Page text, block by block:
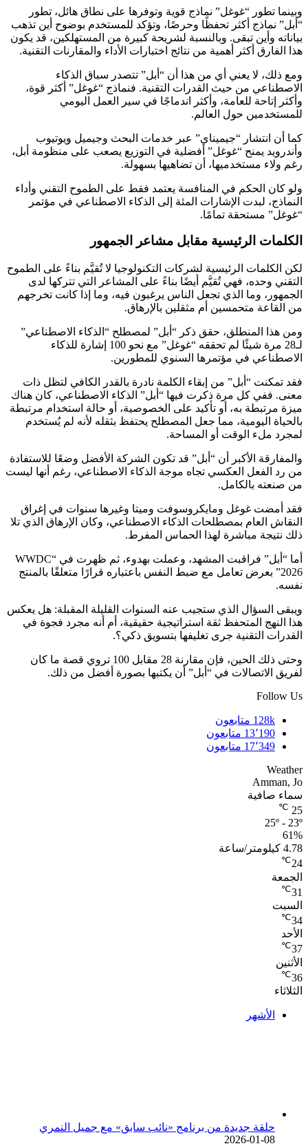
وبينما تطور “غوغل” نماذج قوية وتوفرها على نطاق هائل، تطور
“أبل” نماذج أكثر تحفظًا وحرصًا، وتؤكد للمستخدم بوضوح أين تذهب
بياناته وأين تبقى. وبالنسبة لشريحة كبيرة من المستهلكين، قد يكون
هذا الفارق أكثر أهمية من نتائج اختبارات الأداء والمقارنات التقنية.
ومع ذلك، لا يعني أي من هذا أن “أبل” تتصدر سباق الذكاء
الاصطناعي من حيث القدرات التقنية. فنماذج “غوغل” أكثر قوة،
وأكثر إتاحة للعامة، وأكثر اندماجًا في سير العمل اليومي
للمستخدمين حول العالم.
كما أن انتشار “جيميناي” عبر خدمات البحث وجيميل ويوتيوب
وأندرويد يمنح “غوغل” أفضلية في التوزيع يصعب على منظومة أبل،
رغم ولاء مستخدميها، أن تضاهيها بسهولة.
ولو كان الحكم في المنافسة يعتمد فقط على الطموح التقني وأداء
النماذج، لبدت الإشارات المئة إلى الذكاء الاصطناعي في مؤتمر
“غوغل” مستحقة تمامًا.
الكلمات الرئيسية مقابل مشاعر الجمهور
لكن الكلمات الرئيسية لشركات التكنولوجيا لا تُقيَّم بناءً على الطموح
التقني وحده، فهي تُقيَّم أيضًا بناءً على المشاعر التي تتركها لدى
الجمهور، وما الذي تجعل الناس يرغبون فيه، وما إذا كانت تخرجهم
من القاعة متحمسين أم مثقلين بالإرهاق.
ومن هذا المنطلق، حقق ذكر “أبل” لمصطلح “الذكاء الاصطناعي”
لـ28 مرة شيئًا لم تحققه “غوغل” مع نحو 100 إشارة للذكاء
الاصطناعي في مؤتمرها السنوي للمطورين.
فقد تمكنت “أبل” من إبقاء الكلمة نادرة بالقدر الكافي لتظل ذات
معنى. ففي كل مرة ذكرت فيها “أبل” الذكاء الاصطناعي، كان هناك
ميزة مرتبطة به، أو تأكيد على الخصوصية، أو حالة استخدام مرتبطة
بالحياة اليومية، مما جعل المصطلح يحتفظ بثقله لأنه لم يُستخدم
لمجرد ملء الوقت أو المساحة.
والمفارقة الأكبر أن “أبل” قد تكون الشركة الأفضل وضعًا للاستفادة
من رد الفعل العكسي تجاه موجة الذكاء الاصطناعي، رغم أنها ليست
من صنعته بالكامل.
فقد أمضت غوغل ومايكروسوفت وميتا وغيرها سنوات في إغراق
النقاش العام بمصطلحات الذكاء الاصطناعي، وكان الإرهاق الذي تلا
ذلك نتيجة مباشرة لهذا الحماس المفرط.
أما “أبل” فراقبت المشهد، وعملت بهدوء، ثم ظهرت في “WWDC
2026” بعرض تعامل مع ضبط النفس باعتباره قرارًا متعلقًا بالمنتج
نفسه.
ويبقى السؤال الذي ستجيب عنه السنوات القليلة المقبلة: هل يعكس
هذا النهج المتحفظ ثقة استراتيجية حقيقية، أم أنه مجرد فجوة في
القدرات التقنية جرى تغليفها بتسويق ذكي؟.
وحتى ذلك الحين، فإن مقارنة 28 مقابل 100 تروي قصة ما كان
لفريق الاتصالات في “أبل” أن يكتبها بصورة أفضل من ذلك.
Follow Us
128k متابعون
13٬190 متابعون
17٬349 متابعون
Weather
Amman, Jo
سماء صافية
25
℃
25º - 23º
61%
4.78 كيلومتر/ساعة
24
℃
الجمعة
31
℃
السبت
34
℃
الأحد
37
℃
الأثنين
36
℃
الثلاثاء
الأشهر
حلقة جديدة من برنامج «نائب سابق» مع جميل النمري
2026-01-08